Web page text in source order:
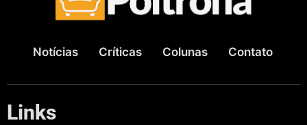
Notícias Críticas Colunas Contato
Links